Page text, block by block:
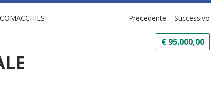
Precedente Successivo
€ 95.000,00